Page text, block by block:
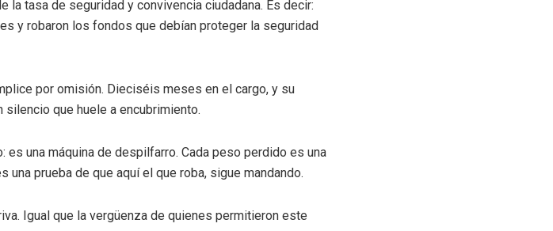
la tasa de seguridad y convivencia ciudadana. Es decir:
y robaron los fondos que debían proteger la seguridad
por omisión. Dieciséis meses en el cargo, y su
que huele a encubrimiento.
es una máquina de despilfarro. Cada peso perdido es una
una prueba de que aquí el que roba, sigue mandando.
Igual que la vergüenza de quienes permitieron este